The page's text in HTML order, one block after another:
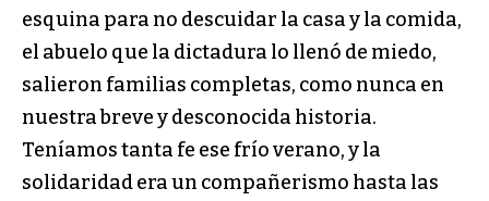
esquina para no descuidar la casa y la comida,
el abuelo que la dictadura lo llenó de miedo,
salieron familias completas, como nunca en
nuestra breve y desconocida historia.
Teníamos tanta fe ese frío verano, y la
solidaridad era un compañerismo hasta las